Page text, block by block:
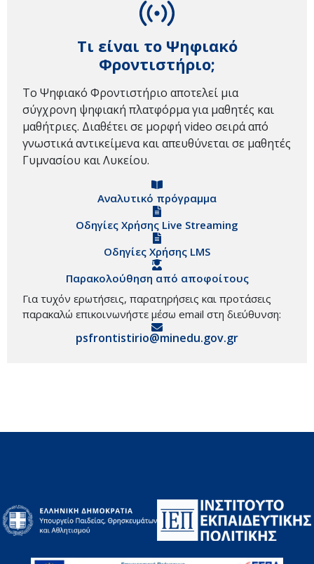
Τι είναι το Ψηφιακό
Φροντιστήριο;
Το Ψηφιακό Φροντιστήριο αποτελεί μια
σύγχρονη ψηφιακή πλατφόρμα για μαθητές και
μαθήτριες. Διαθέτει σε μορφή video σειρά από
γνωστικά αντικείμενα και απευθύνεται σε μαθητές
Γυμνασίου και Λυκείου.
Αναλυτικό πρόγραμμα
Οδηγίες Χρήσης Live Streaming
Οδηγίες Χρήσης LMS
Παρακολούθηση από αποφοίτους
Για τυχόν ερωτήσεις, παρατηρήσεις και προτάσεις
παρακαλώ επικοινωνήστε μέσω email στη διεύθυνση:
psfrontistirio@minedu.gov.gr